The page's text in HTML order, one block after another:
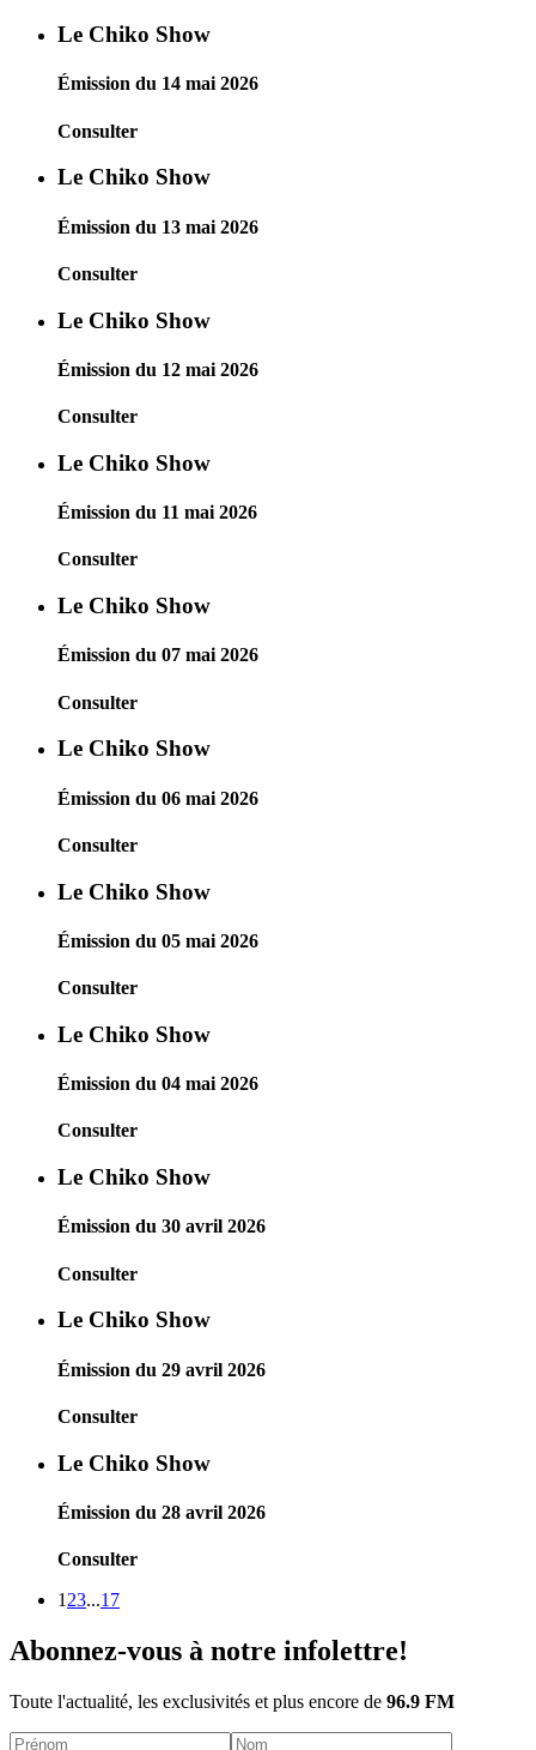
Le Chiko Show
Émission du 14 mai 2026
Consulter
Le Chiko Show
Émission du 13 mai 2026
Consulter
Le Chiko Show
Émission du 12 mai 2026
Consulter
Le Chiko Show
Émission du 11 mai 2026
Consulter
Le Chiko Show
Émission du 07 mai 2026
Consulter
Le Chiko Show
Émission du 06 mai 2026
Consulter
Le Chiko Show
Émission du 05 mai 2026
Consulter
Le Chiko Show
Émission du 04 mai 2026
Consulter
Le Chiko Show
Émission du 30 avril 2026
Consulter
Le Chiko Show
Émission du 29 avril 2026
Consulter
Le Chiko Show
Émission du 28 avril 2026
Consulter
1 23...17
Abonnez-vous à notre infolettre!
Toute l'actualité, les exclusivités et plus encore de 96.9 FM